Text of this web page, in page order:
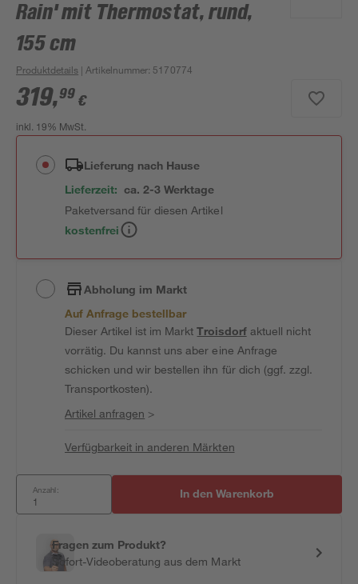
Rain' mit Thermostat, rund,
155 cm
Produktdetails | Artikelnummer: 5170774
319,99 €
inkl. 19% MwSt.
Lieferung nach Hause
Lieferzeit: ca. 2-3 Werktage
Paketversand für diesen Artikel
kostenfrei
Abholung im Markt
Auf Anfrage bestellbar
Dieser Artikel ist im MarktTroisdorfaktuell nicht
vorrätig. Du kannst uns aber eine Anfrage
schicken und wir bestellen ihn für dich (ggf. zzgl.
Transportkosten).
Artikel anfragen >
Verfügbarkeit in anderen Märkten
Anzahl: In den Warenkorb
Fragen zum Produkt?
Sofort-Videoberatung aus dem Markt